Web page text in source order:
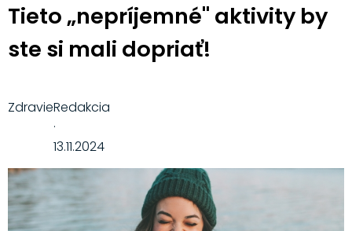
Tieto „nepríjemné" aktivity by
ste si mali dopriať!
ZdravieRedakcia
·
13.11.2024